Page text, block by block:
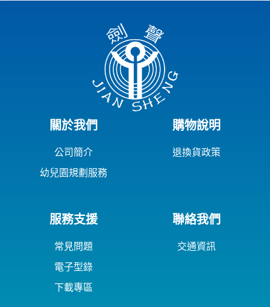
關於我們
公司簡介
幼兒園規劃服務
購物說明
退換貨政策
服務支援
常見問題
電子型錄
下載專區
聯絡我們
交通資訊